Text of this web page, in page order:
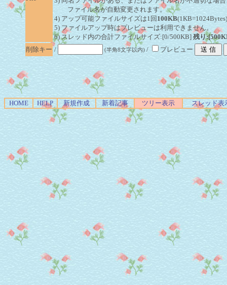
ファイル名が自動変更されます。
4) アップ可能ファイルサイズは1回 100KB
5) ファイルアップ時はプレビューは利用できません。
6) スレッド内の合計ファイルサイズ:[0/500KB] 残り
削除キー / (半角8文字以内) / プレビュー
HOME HELP 新規作成 新着記事 ツリー表示 スレッド表